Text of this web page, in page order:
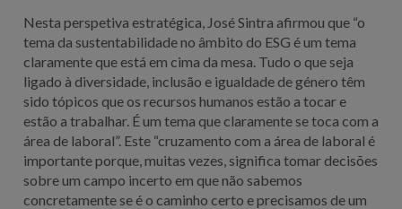
Nesta perspetiva estratégica, José Sintra afirmou que “o
tema da sustentabilidade no âmbito do ESG é um tema
claramente que está em cima da mesa. Tudo o que seja
ligado à diversidade, inclusão e igualdade de género têm
sido tópicos que os recursos humanos estão a tocar e
estão a trabalhar. É um tema que claramente se toca com a
área de laboral”. Este “cruzamento com a área de laboral é
importante porque, muitas vezes, significa tomar decisões
sobre um campo incerto em que não sabemos
concretamente se é o caminho certo e precisamos de um